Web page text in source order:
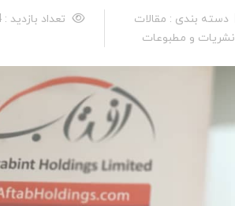
دسته بندی : مقالات
نشریات و مطبوعات
تعداد بازدید : 1,174 نفر